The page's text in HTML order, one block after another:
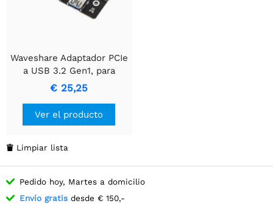
Waveshare Adaptador PCIe
a USB 3.2 Gen1, para
Raspberry Pi Compute
Module 4 IO Board, 4x
USB HS
€ 25,25
Ver el producto
 Limpiar lista
Pedido hoy, Martes a domicilio
Envío gratis desde € 150,-